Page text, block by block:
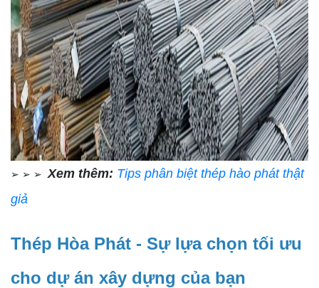
➢ ➢ ➢ Xem thêm: Tips phân biệt thép hào phát thật
giả
Thép Hòa Phát - Sự lựa chọn tối ưu
cho dự án xây dựng của bạn